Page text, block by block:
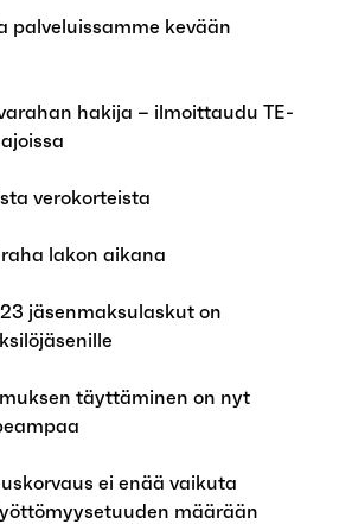
palveluissamme kevään
hakija – ilmoittaudu TE-
verokorteista
lakon aikana
jäsenmaksulaskut on
täyttäminen on nyt
ei enää vaikuta
määrään